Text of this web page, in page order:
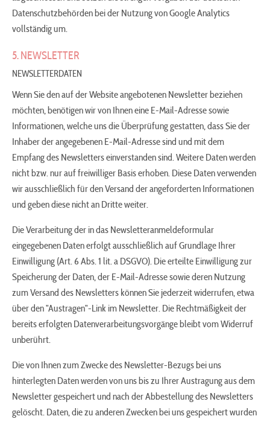
Datenschutzbehörden bei der Nutzung von Google Analytics
vollständig um.
5. NEWSLETTER
NEWSLETTERDATEN
Wenn Sie den auf der Website angebotenen Newsletter beziehen
möchten, benötigen wir von Ihnen eine E-Mail-Adresse sowie
Informationen, welche uns die Überprüfung gestatten, dass Sie der
Inhaber der angegebenen E-Mail-Adresse sind und mit dem
Empfang des Newsletters einverstanden sind. Weitere Daten werden
nicht bzw. nur auf freiwilliger Basis erhoben. Diese Daten verwenden
wir ausschließlich für den Versand der angeforderten Informationen
und geben diese nicht an Dritte weiter.
Die Verarbeitung der in das Newsletteranmeldeformular
eingegebenen Daten erfolgt ausschließlich auf Grundlage Ihrer
Einwilligung (Art. 6 Abs. 1 lit. a DSGVO). Die erteilte Einwilligung zur
Speicherung der Daten, der E-Mail-Adresse sowie deren Nutzung
zum Versand des Newsletters können Sie jederzeit widerrufen, etwa
über den "Austragen"-Link im Newsletter. Die Rechtmäßigkeit der
bereits erfolgten Datenverarbeitungsvorgänge bleibt vom Widerruf
unberührt.
Die von Ihnen zum Zwecke des Newsletter-Bezugs bei uns
hinterlegten Daten werden von uns bis zu Ihrer Austragung aus dem
Newsletter gespeichert und nach der Abbestellung des Newsletters
gelöscht. Daten, die zu anderen Zwecken bei uns gespeichert wurden